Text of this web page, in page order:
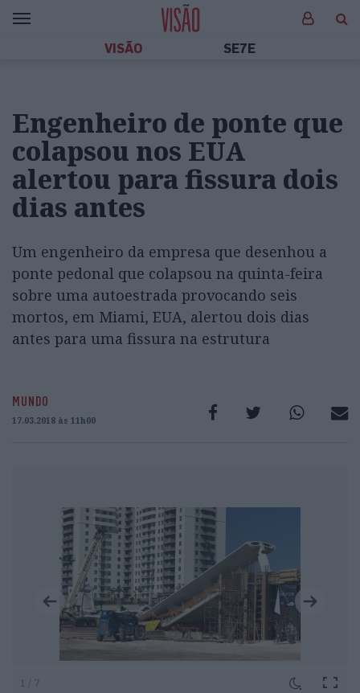
VISÃO SE7E
Engenheiro de ponte que
colapsou nos EUA
alertou para fissura dois
dias antes
Um engenheiro da empresa que desenhou a
ponte pedonal que colapsou na quinta-feira
sobre uma autoestrada provocando seis
mortos, em Miami, EUA, alertou dois dias
antes para uma fissura na estrutura
MUNDO
17.03.2018 às 11h00
1 / 7